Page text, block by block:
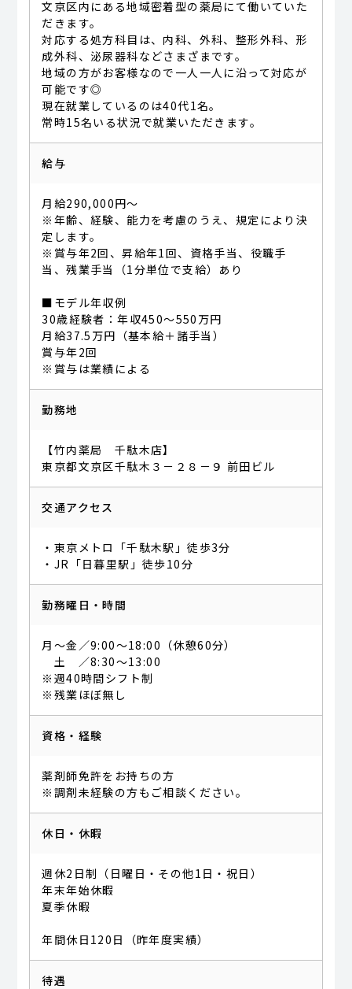
文京区内にある地域密着型の薬局にて働いていた
だきます。
対応する処方科目は、内科、外科、整形外科、形
成外科、泌尿器科などさまざまです。
地域の方がお客様なので一人一人に沿って対応が
可能です◎
現在就業しているのは40代1名。
常時15名いる状況で就業いただきます。
給与
月給290,000円～
※年齢、経験、能力を考慮のうえ、規定により決
定します。
※賞与年2回、昇給年1回、資格手当、役職手
当、残業手当（1分単位で支給）あり
■モデル年収例
30歳経験者：年収450～550万円
月給37.5万円（基本給＋諸手当）
賞与年2回
※賞与は業績による
勤務地
【竹内薬局 千駄木店】
東京都文京区千駄木３－２８－９ 前田ビル
交通アクセス
・東京メトロ「千駄木駅」徒歩3分
・JR「日暮里駅」徒歩10分
勤務曜日・時間
月～金／9:00～18:00（休憩60分）
土 ／8:30～13:00
※週40時間シフト制
※残業ほぼ無し
資格・経験
薬剤師免許をお持ちの方
※調剤未経験の方もご相談ください。
休日・休暇
週休2日制（日曜日・その他1日・祝日）
年末年始休暇
夏季休暇
年間休日120日（昨年度実績）
待遇